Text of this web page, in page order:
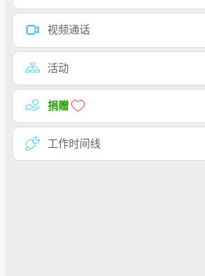
视频通话
活动
捐赠
工作时间线